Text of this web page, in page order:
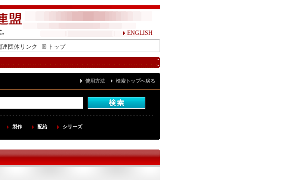
ENGLISH
連団体リンク トップ
使用方法 検索トップへ戻る
製作 配給 シリーズ